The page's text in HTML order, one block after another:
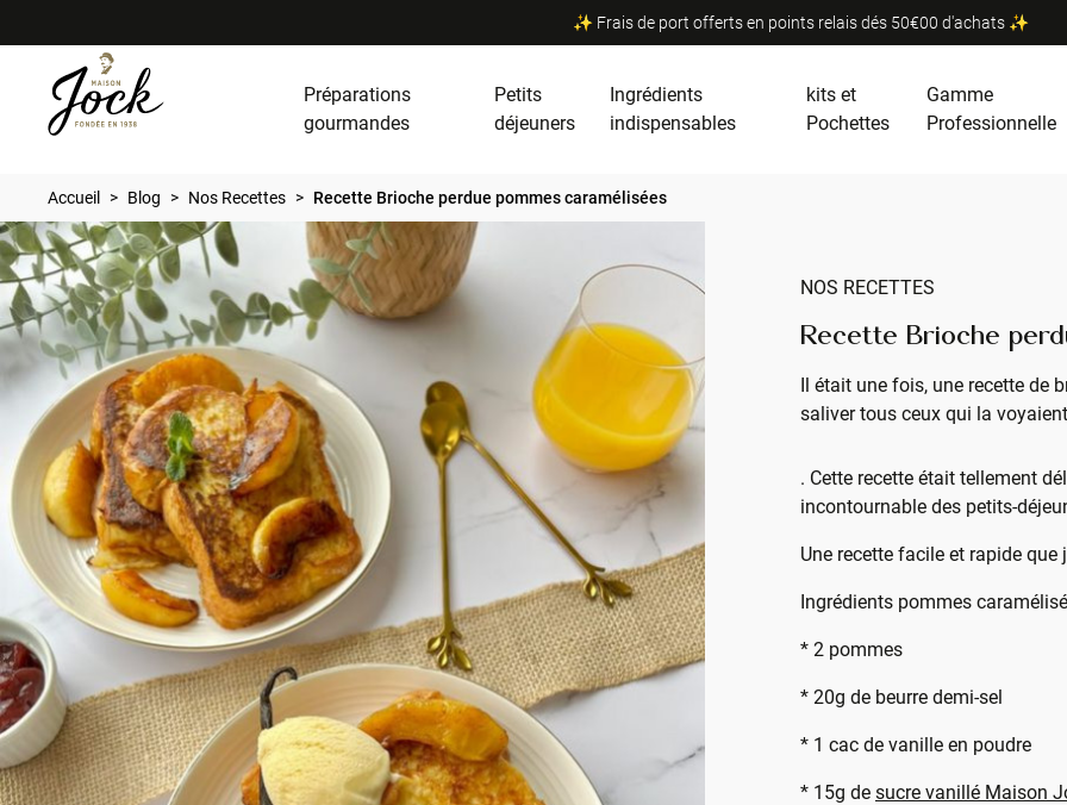
✨ Frais de port offerts en points relais dés 50€00 d'achats ✨
Préparations
gourmandes
Petits
déjeuners
Ingrédients
indispensables
kits et
Pochettes
Gamme
Professionnelle
Accueil Blog Nos Recettes Recette Brioche perdue pommes caramélisées
NOS RECETTES
Recette Brioche
Il était une fois, une recette de
saliver tous ceux qui la
. Cette recette était tellement
incontournable des petits-
Une recette facile et rapide que
Ingrédients pommes
* 2 pommes
* 20g de beurre demi-sel
* 1 cac de vanille en poudre
* 15g de sucre vanillé Maison